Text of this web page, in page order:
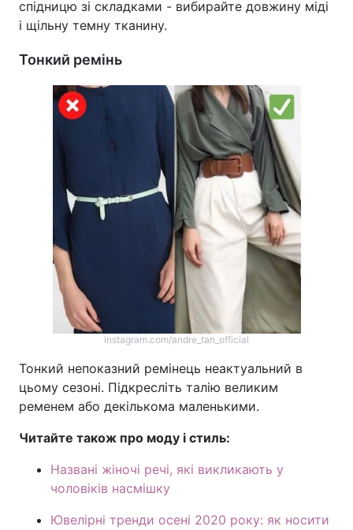
спідницю зі складками - вибирайте довжину міді
і щільну темну тканину.
Тонкий ремінь
instagram.com/andre_tan_official
Тонкий непоказний ремінець неактуальний в
цьому сезоні. Підкресліть талію великим
ременем або декількома маленькими.
Читайте також про моду і стиль:
Названі жіночі речі, які викликають у
чоловіків насмішку
Ювелірні тренди осені 2020 року: як носити